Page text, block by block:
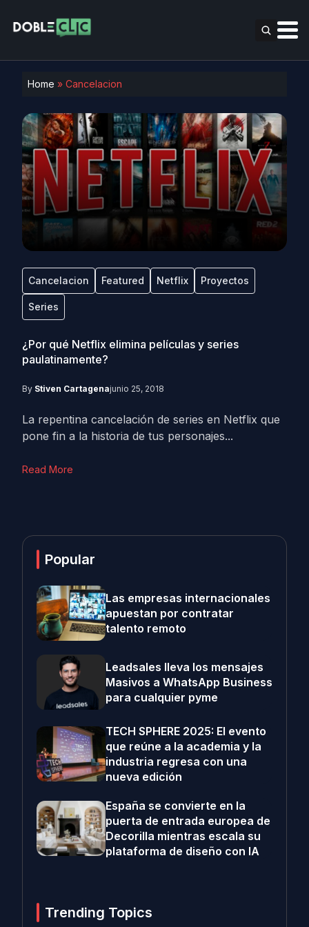
Home » Cancelacion
Cancelacion Featured Netflix Proyectos
Series
¿Por qué Netflix elimina películas y series
paulatinamente?
By Stiven Cartagenajunio 25, 2018
La repentina cancelación de series en Netflix que
pone fin a la historia de tus personajes...
Read More
Popular
Las empresas internacionales
apuestan por contratar
talento remoto
Leadsales lleva los mensajes
Masivos a WhatsApp Business
para cualquier pyme
TECH SPHERE 2025: El evento
que reúne a la academia y la
industria regresa con una
nueva edición
España se convierte en la
puerta de entrada europea de
Decorilla mientras escala su
plataforma de diseño con IA
Trending Topics